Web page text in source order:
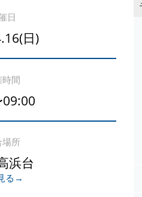
日
日)
時間
所
浜台
る→